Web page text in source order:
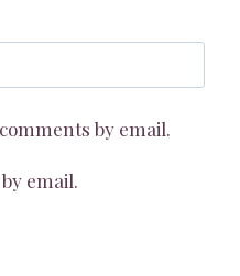
by email.
email.